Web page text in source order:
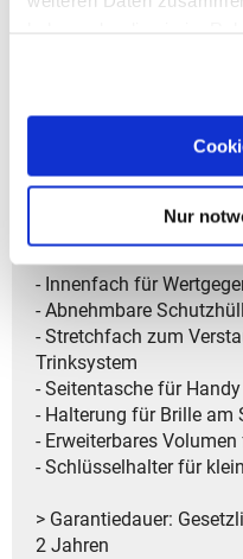
Nur
- Brustgurt stufenlos
- Platz für Trinkblasen
- Flexibler Stauraum an
- Helmnetz integriert für
- Innenfach für
- Abnehmbare
- Stretchfach zum
Trinksystem
- Seitentasche für
- Halterung für Brille am
- Erweiterbares
- Schlüsselhalter für
> Garantiedauer:
2 Jahren